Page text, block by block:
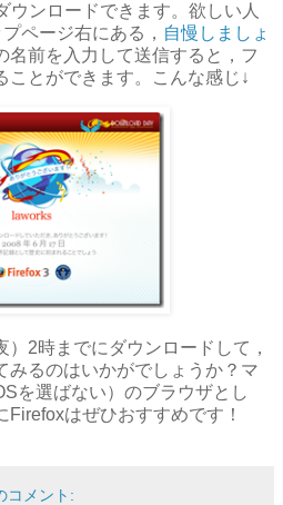
ウンロードできます。欲しい人
ページ右にある， 自慢しましょ
名前を入力して送信すると，フ
ことができます。こんな感じ↓
2時までにダウンロードして，
みるのはいかがでしょうか？マ
を選ばない）のブラウザとし
はぜひおすすめです！
コメント: